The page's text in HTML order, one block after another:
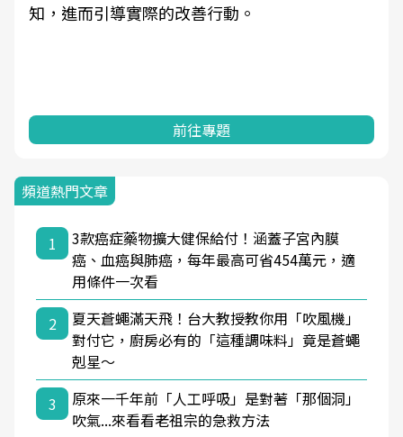
知，進而引導實際的改善行動。
前往專題
頻道熱門文章
1
3款癌症藥物擴大健保給付！涵蓋子宮內膜
癌、血癌與肺癌，每年最高可省454萬元，適
用條件一次看
2
夏天蒼蠅滿天飛！台大教授教你用「吹風機」
對付它，廚房必有的「這種調味料」竟是蒼蠅
剋星～
3
原來一千年前「人工呼吸」是對著「那個洞」
吹氣...來看看老祖宗的急救方法